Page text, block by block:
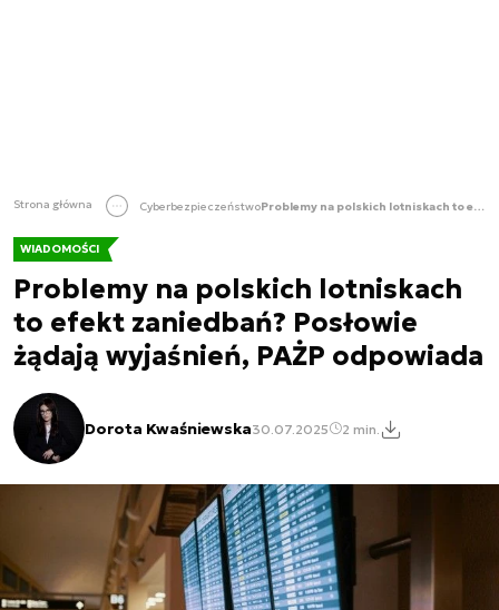
Strona główna Cyberbezpieczeństwo Problemy na polskich lotniskach to efekt zaniedbań? Posłowie żądają wyjaśnień, PAŻP odpowiada
WIADOMOŚCI
Problemy na polskich lotniskach
to efekt zaniedbań? Posłowie
żądają wyjaśnień, PAŻP odpowiada
Dorota Kwaśniewska30.07.2025 2 min.